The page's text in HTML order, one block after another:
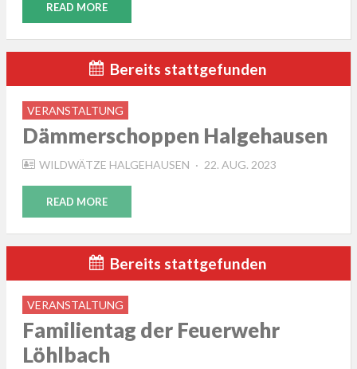
READ MORE
Bereits stattgefunden
VERANSTALTUNG
Dämmerschoppen Halgehausen
WILDWÄTZE HALGEHAUSEN
POSTED
22. AUG. 2023
READ MORE
Bereits stattgefunden
VERANSTALTUNG
Familientag der Feuerwehr
Löhlbach